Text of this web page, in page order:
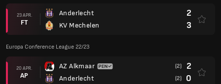
23 APR.
FT
Anderlecht
KV Mechelen
2
3
Europa Conference League 22/23
20 APR.
AP
AZ Alkmaar
Anderlecht
(2) 2
(2) 0